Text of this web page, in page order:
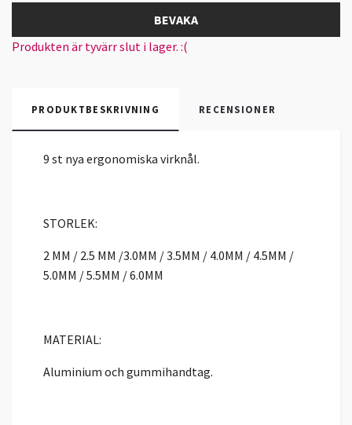
BEVAKA
Produkten är tyvärr slut i lager. :(
PRODUKTBESKRIVNING RECENSIONER
9 st nya ergonomiska virknål.
STORLEK:
2 MM / 2.5 MM /3.0MM / 3.5MM / 4.0MM / 4.5MM /
5.0MM / 5.5MM / 6.0MM
MATERIAL:
Aluminium och gummihandtag.